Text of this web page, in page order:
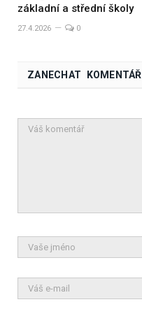
základní a střední školy
27.4.2026 0
ZANECHAT KOMENTÁŘ